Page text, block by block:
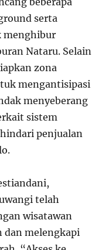
serta
menghibur
Nataru. Selain
zona
mengantisipasi
menyeberang
sistem
penjualan
telah
wisatawan
dan melengkapi